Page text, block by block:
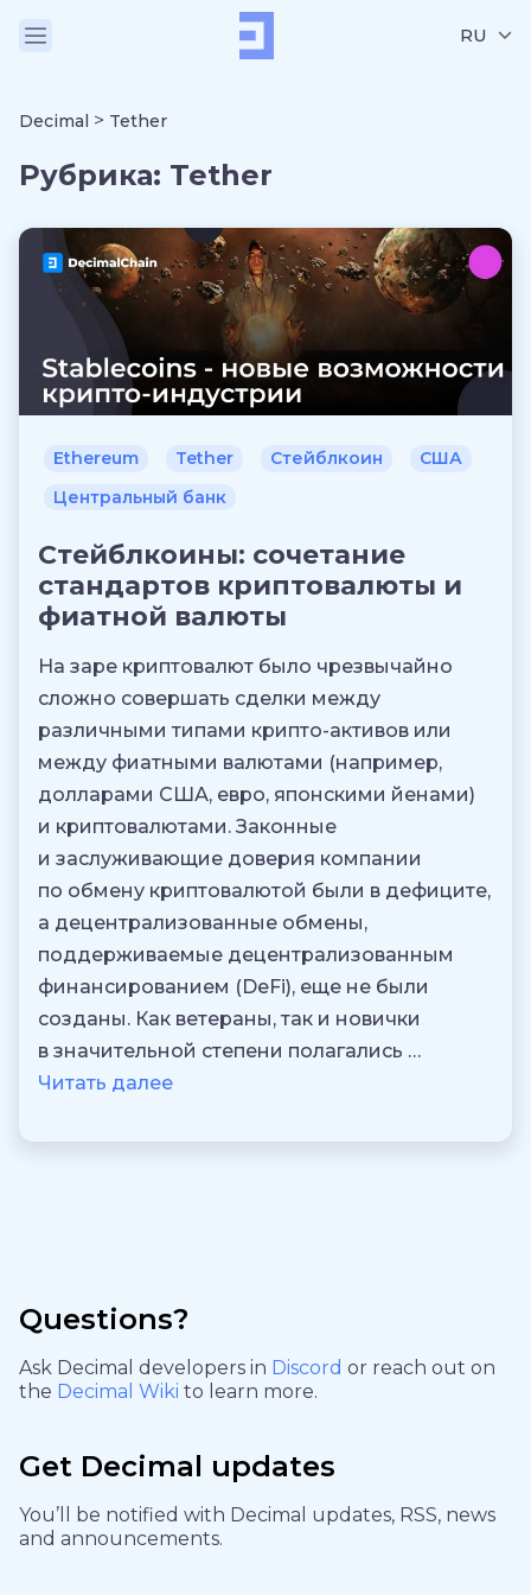
RU
Decimal > Tether
Рубрика: Tether
Ethereum Tether Стейблкоин
США
Центральный банк
Стейблкоины: сочетание
стандартов криптовалюты и
фиатной валюты
На заре криптовалют было чрезвычайно
сложно совершать сделки между
различными типами крипто-активов или
между фиатными валютами (например,
долларами США, евро, японскими йенами)
и криптовалютами. Законные
и заслуживающие доверия компании
по обмену криптовалютой были в дефиците,
а децентрализованные обмены,
поддерживаемые децентрализованным
финансированием (DeFi), еще не были
созданы. Как ветераны, так и новички
в значительной степени полагались …
Читать далее
Questions?
Ask Decimal developers in Discord or reach out on
the Decimal Wiki to learn more.
Get Decimal updates
You’ll be notified with Decimal updates, RSS, news
and announcements.